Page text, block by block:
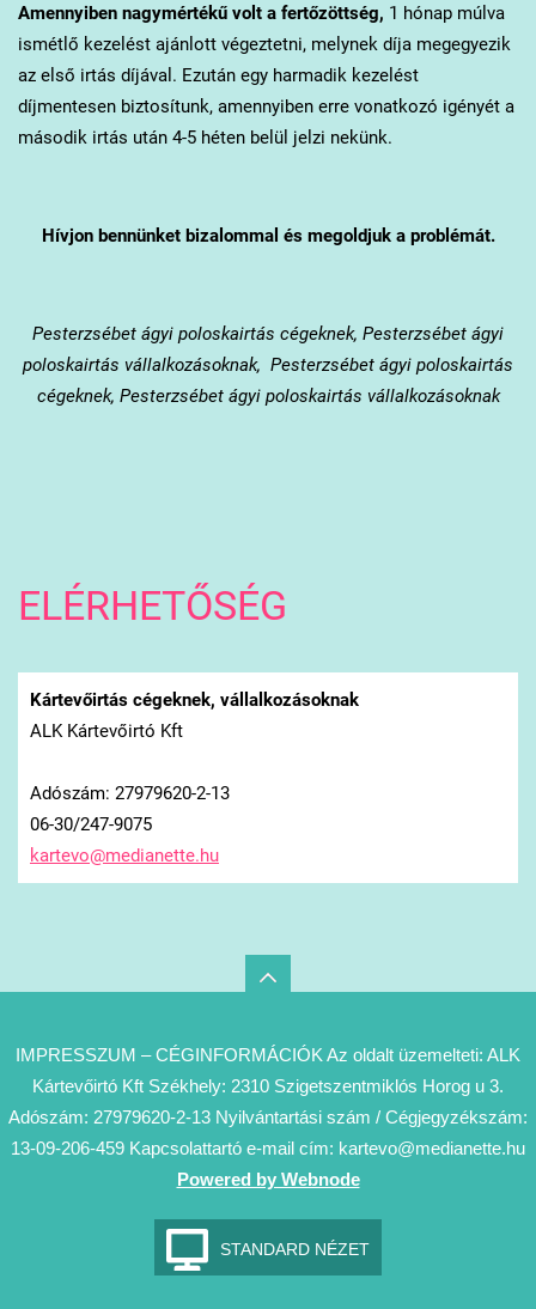
Amennyiben nagymértékű volt a fertőzöttség, 1 hónap múlva
ismétlő kezelést ajánlott végeztetni, melynek díja megegyezik
az első irtás díjával. Ezután egy harmadik kezelést
díjmentesen biztosítunk, amennyiben erre vonatkozó igényét a
második irtás után 4-5 héten belül jelzi nekünk.
Hívjon bennünket bizalommal és megoldjuk a problémát.
Pesterzsébet ágyi poloskairtás cégeknek, Pesterzsébet ágyi
poloskairtás vállalkozásoknak, Pesterzsébet ágyi poloskairtás
cégeknek, Pesterzsébet ágyi poloskairtás vállalkozásoknak
ELÉRHETŐSÉG
Kártevőirtás cégeknek, vállalkozásoknak
ALK Kártevőirtó Kft
Adószám: 27979620-2-13
06-30/247-9075
kartevo@medianette.hu
IMPRESSZUM – CÉGINFORMÁCIÓK Az oldalt üzemelteti: ALK
Kártevőirtó Kft Székhely: 2310 Szigetszentmiklós Horog u 3.
Adószám: 27979620-2-13 Nyilvántartási szám / Cégjegyzékszám:
13-09-206-459 Kapcsolattartó e-mail cím: kartevo@medianette.hu
Powered by Webnode
STANDARD NÉZET